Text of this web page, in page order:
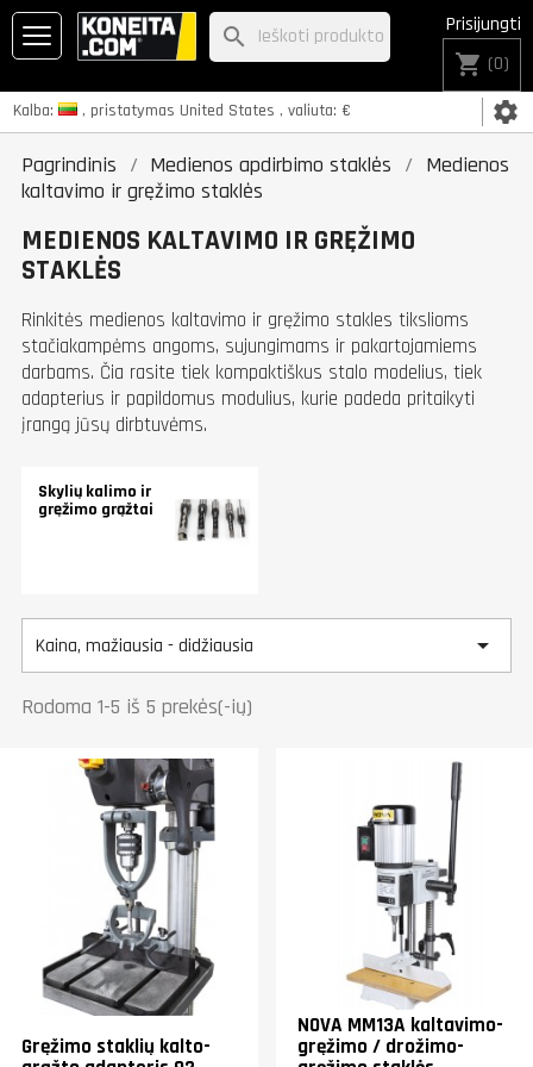
Kalba: , pristatymas United States , valiuta: € settings
Prisijungti
shopping_cart (0)
search
Pagrindinis Medienos apdirbimo staklės
Medienos
kaltavimo ir gręžimo staklės
MEDIENOS KALTAVIMO IR GRĘŽIMO
STAKLĖS
Rinkitės medienos kaltavimo ir gręžimo stakles tikslioms
stačiakampėms angoms, sujungimams ir pakartojamiems
darbams. Čia rasite tiek kompaktiškus stalo modelius, tiek
adapterius ir papildomus modulius, kurie padeda pritaikyti
įrangą jūsų dirbtuvėms.
Skylių kalimo ir
gręžimo grąžtai
Kaina, mažiausia - didžiausia 
Rodoma 1-5 iš 5 prekės(-ių)
Gręžimo staklių kalto-
NOVA MM13A kaltavimo-
gręžimo / drožimo-